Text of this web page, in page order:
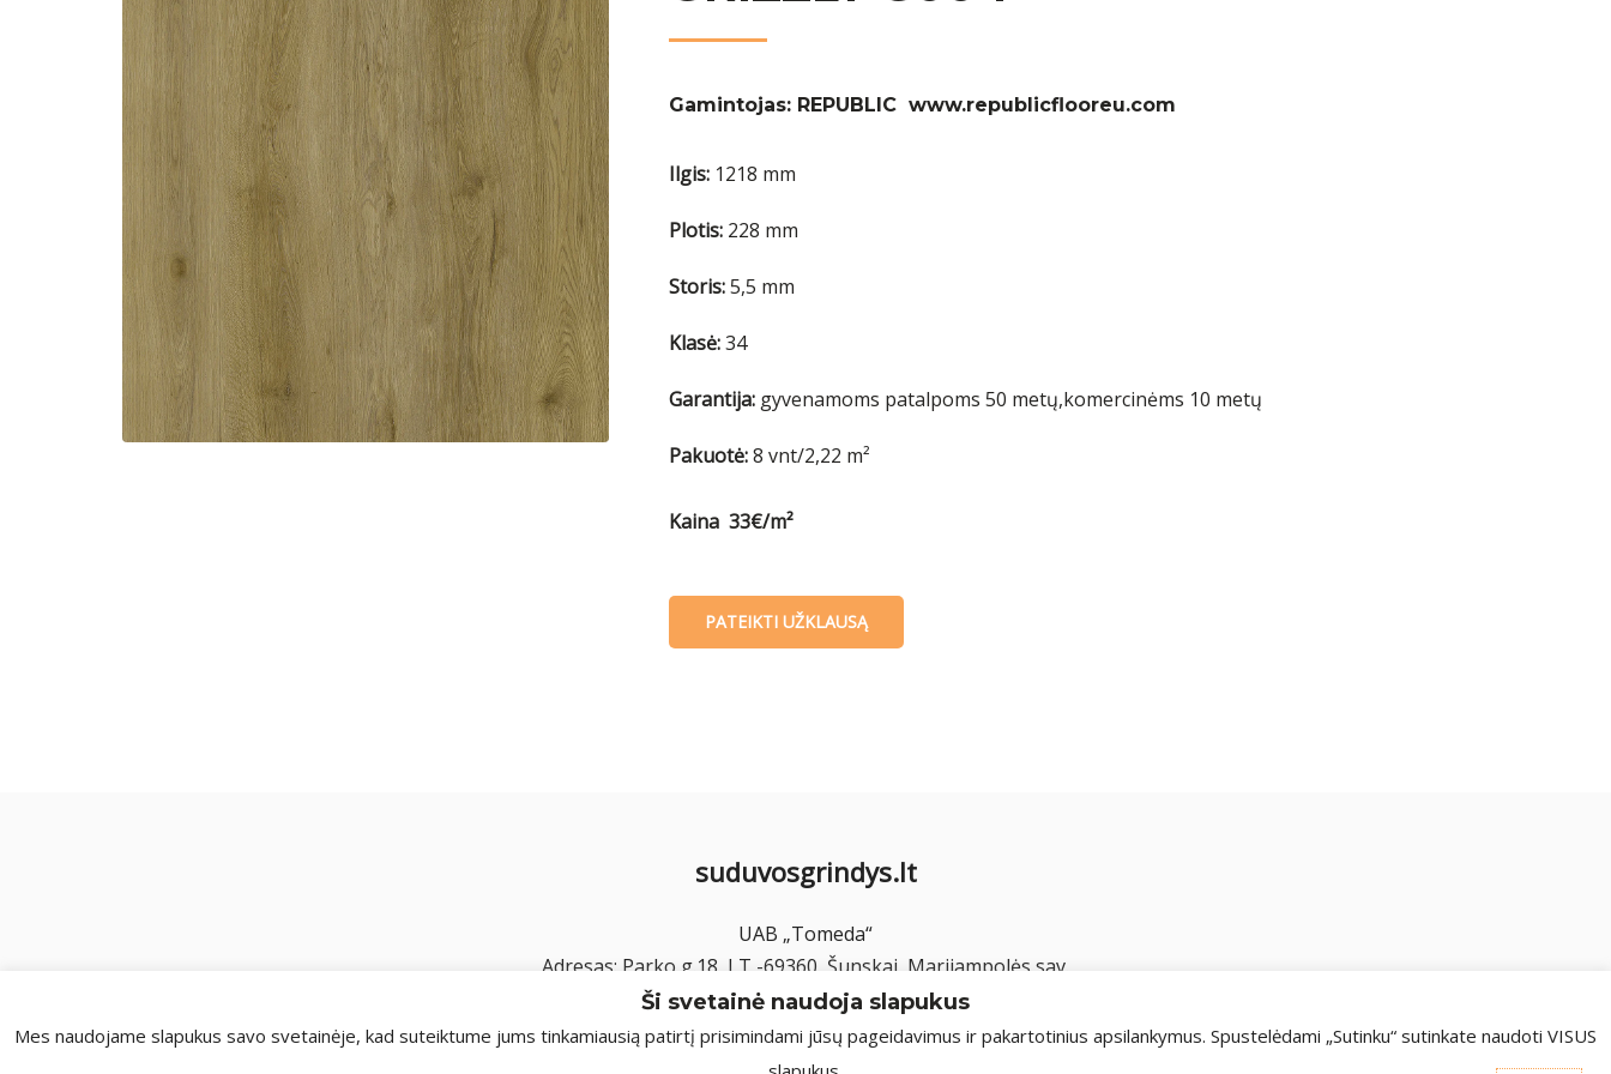
Gamintojas: REPUBLIC www.republicflooreu.com
Ilgis: 1218 mm
Plotis: 228 mm
Storis:5,5 mm
Klasė:34
Garantija: gyvenamoms patalpoms 50 metų,komercinėms 10 metų
Pakuotė:8 vnt/2,22 m²
Kaina 33€/m²
PATEIKTI UŽKLAUSĄ
suduvosgrindys.lt
UAB „Tomeda“
Adresas: Parko g.18, LT -69360, Šunskai, Marijampolės sav.
El. paštas: info@suduvosgrindys.lt
Telefonas: +370 620 23944
Ši svetainė naudoja slapukus
Mes naudojame slapukus savo svetainėje, kad suteiktume jums tinkamiausią patirtį prisimindami jūsų pageidavimus ir pakartotinius apsilankymus. Spustelėdami „Sutinku“ sutinkate naudoti VISUS